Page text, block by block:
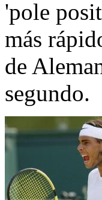
'pole
más
de
segundo.